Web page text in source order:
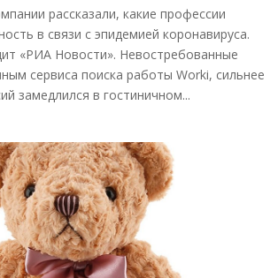
рассказали, какие профессии
в связи с эпидемией коронавируса.
«РИА Новости». Невостребованные
сервиса поиска работы Worki, сильнее
замедлился в гостиничном...